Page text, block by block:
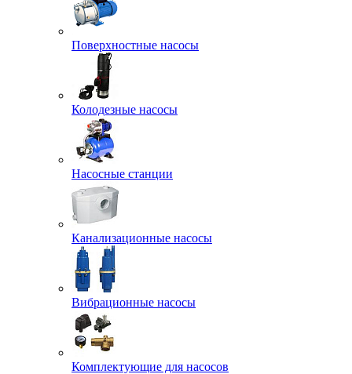
Поверхностные насосы
Колодезные насосы
Насосные станции
Канализационные насосы
Вибрационные насосы
Комплектующие для насосов